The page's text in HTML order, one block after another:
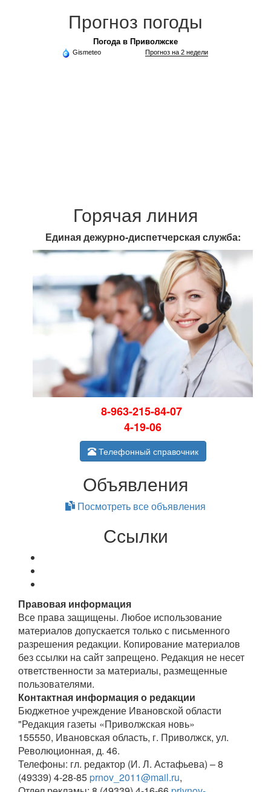
Прогноз погоды
Погода в Приволжске
Gismeteo Прогноз на 2 недели
Горячая линия
Единая дежурно-диспетчерская служба:
8-963-215-84-07
4-19-06
Телефонный справочник
Объявления
Посмотреть все объявления
Ссылки
Правовая информация
Все права защищены. Любое использование
материалов допускается только с письменного
разрешения редакции. Копирование материалов
без ссылки на сайт запрещено. Редакция не несет
ответственности за материалы, размещенные
пользователями.
Контактная информация о редакции
Бюджетное учреждение Ивановской области
"Редакция газеты «Приволжская новь»
155550, Ивановская область, г. Приволжск, ул.
Революционная, д. 46.
Телефоны: гл. редактор (И. Л. Астафьева) – 8
(49339) 4-28-85prnov_2011@mail.ru,